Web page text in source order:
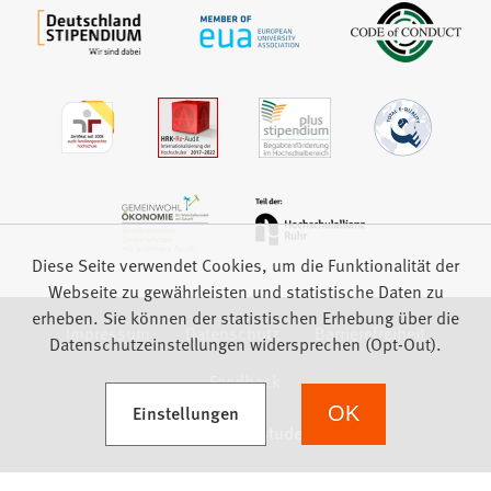
Impressum Datenschutz
Barrierefreiheit
Feedback
Diese Seite verwendet Cookies, um die Funktionalität der
Webseite zu gewährleisten und statistische Daten zu
erheben. Sie können der statistischen Erhebung über die
Datenschutzeinstellungen widersprechen (Opt-Out).
Einstellungen
(Öffnet in einem neuen Tab) OK